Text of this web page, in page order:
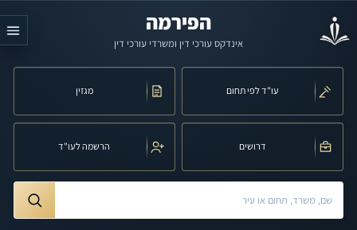
הפירמה
אינדקס עורכי דין ומשרדי עורכי דין
עו"ד לפי תחום מגזין
דרושים הרשמה לעו"ד
חיפוש לפי שם, משרד, תחום משפט או עיר